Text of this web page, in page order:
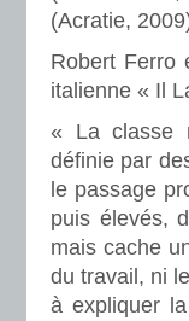
(Acratie,
Robert Ferro
italienne « Il
« La classe
définie par
le passage
puis élevés,
mais cache
du travail, ni
à expliquer